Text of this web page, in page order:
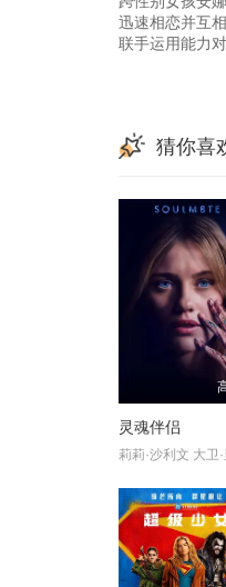
迅速相恋并互
联手运用能力
猜你喜
灵魂伴侣